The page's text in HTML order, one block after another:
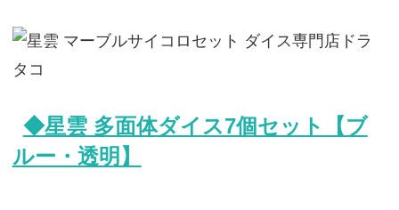
◆星雲 多面体ダイス7個セット【ブ
ルー・透明】